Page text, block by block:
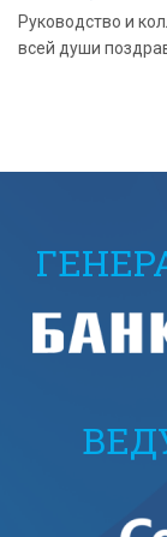
Руководство и
всей души